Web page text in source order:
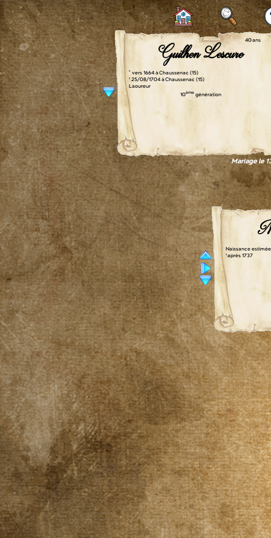
40 ans
Guilhen Lescure
° vers 1664 à Chaussenac (15)
† 25/08/1704 à Chaussenac (15)
Laoureur
10ème génération
Mariage le
Naissance
† après 1737